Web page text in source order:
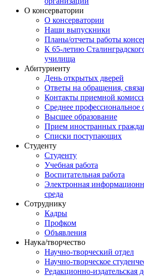
О консерватории
О консерватории
Наши выпускники
Планы/отчеты работы
К 65-летию
училища
Абитуриенту
День открытых дверей
Ответы на обращения,
Контакты приемной
Среднее профессиональное
Высшее образование
Прием иностранных
Списки поступающих
Студенту
Студенту
Учебная работа
Воспитательная работа
Электронная
среда
Сотруднику
Кадры
Профком
Объявления
Наука/творчество
Научно-творческий отдел
Научно-творческое
Редакционно-издательская